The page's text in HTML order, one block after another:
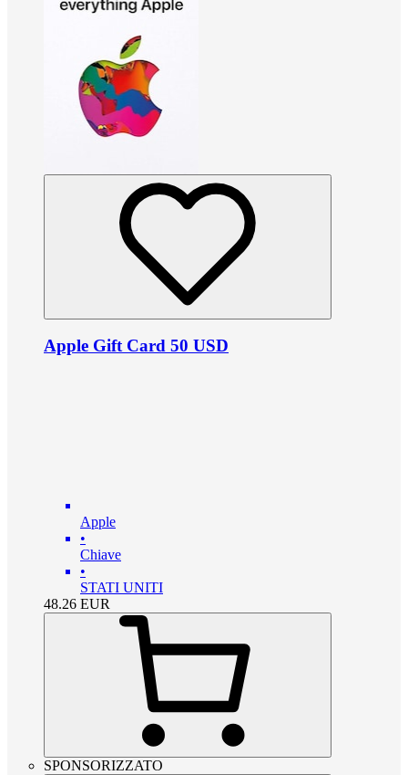
Apple Gift Card 50 USD
Apple
•
Chiave
•
STATI UNITI
48.26 EUR
SPONSORIZZATO